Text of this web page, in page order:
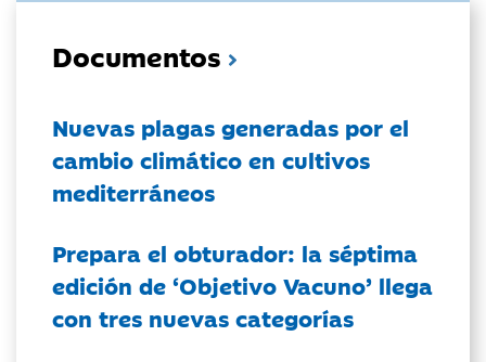
Documentos
Nuevas plagas generadas por el
cambio climático en cultivos
mediterráneos
Prepara el obturador: la séptima
edición de ‘Objetivo Vacuno’ llega
con tres nuevas categorías